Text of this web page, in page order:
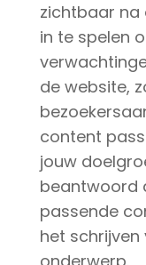
zichtbaar na
in te spelen
de website,
content
jouw
beantwoord
passende
het